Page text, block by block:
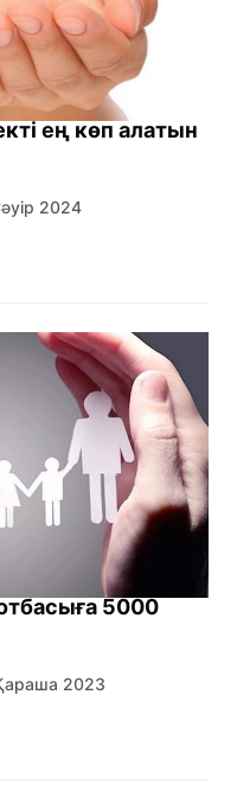
ең көп алатын
2024
5000
2023